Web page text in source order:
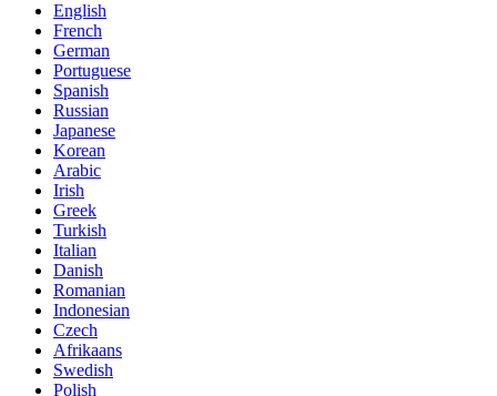
English
French
German
Portuguese
Spanish
Russian
Japanese
Korean
Arabic
Irish
Greek
Turkish
Italian
Danish
Romanian
Indonesian
Czech
Afrikaans
Swedish
Polish